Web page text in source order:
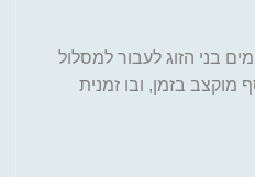
בני הזוג לעבור למסלול
מוקצב בזמן, ובו זמנית